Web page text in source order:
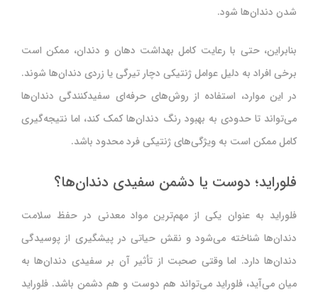
شدن دندان‌ها شود.
بنابراین، حتی با رعایت کامل بهداشت دهان و دندان، ممکن است
برخی افراد به دلیل عوامل ژنتیکی دچار تیرگی یا زردی دندان‌ها شوند.
در این موارد، استفاده از روش‌های حرفه‌ای سفیدکنندگی دندان‌ها
می‌تواند تا حدودی به بهبود رنگ دندان‌ها کمک کند، اما نتیجه‌گیری
کامل ممکن است به ویژگی‌های ژنتیکی فرد محدود باشد.
فلوراید؛ دوست یا دشمن سفیدی دندان‌ها؟
فلوراید به عنوان یکی از مهم‌ترین مواد معدنی در حفظ سلامت
دندان‌ها شناخته می‌شود و نقش حیاتی در پیشگیری از پوسیدگی
دندان‌ها دارد. اما وقتی صحبت از تأثیر آن بر سفیدی دندان‌ها به
میان می‌آید، فلوراید می‌تواند هم دوست و هم دشمن باشد. فلوراید